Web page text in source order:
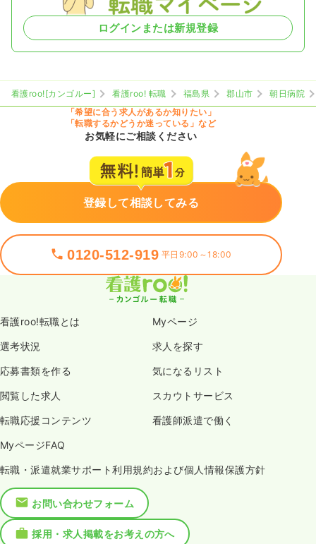
ログインまたは新規登録
看護roo![カンゴルー] 看護roo! 転職 福島県 郡山市
朝日病院
「希望に合う求人があるか知りたい」
「転職するかどうか迷っている」など
お気軽にご相談ください
登録して相談してみる
0120-512-919 平日9:00～18:00
看護roo!転職とは Myページ
選考状況 求人を探す
応募書類を作る 気になるリスト
閲覧した求人 スカウトサービス
転職応援コンテンツ 看護師派遣で働く
MyページFAQ
転職・派遣就業サポート利用規約および個人情報保護方針
お問い合わせフォーム
採用・求人掲載をお考えの方へ